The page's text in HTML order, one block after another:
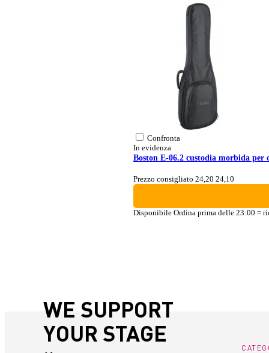
Confronta
In evidenza
Boston E-06.2 custodia morbida
Prezzo consigliato 24,20 24,10
Disponibile Ordina prima delle 23:00 =
WE SUPPORT
YOUR STAGE